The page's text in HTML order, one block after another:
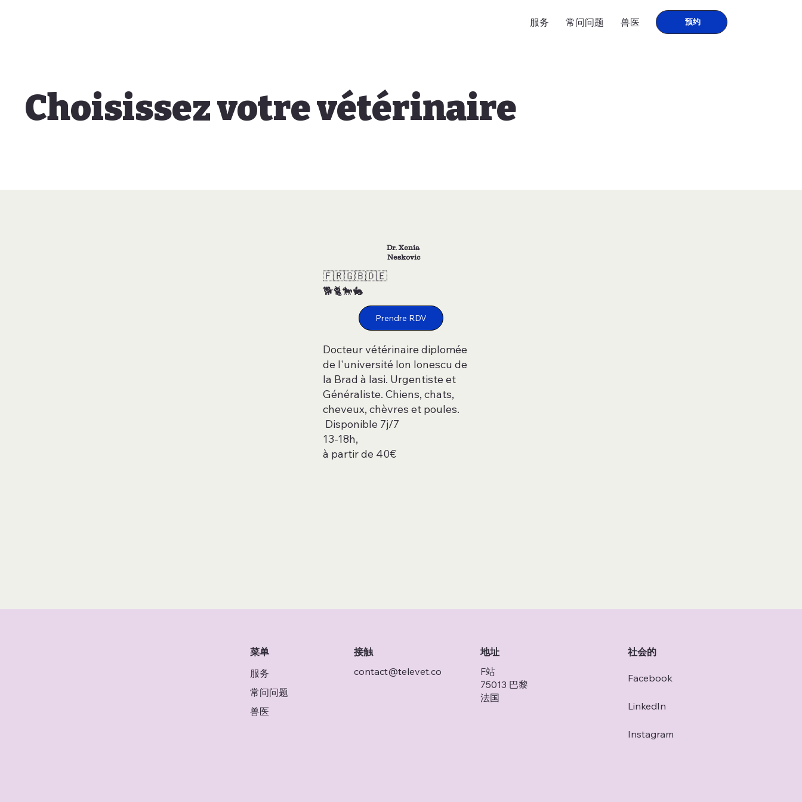
服务 常问问题 兽医 预约
Dr. Xenia
Neskovic
🇫🇷🇬🇧🇩🇪
🐕🐈🐎🐇
Prendre RDV
Docteur vétérinaire diplomée
de l'université Ion Ionescu de
la Brad à Iasi. Urgentiste et
Généraliste. Chiens, chats,
cheveux, chèvres et poules.
Disponible 7j/7
13-18h,
à partir de 40€
Choisissez votre vétérinaire
菜单
服务
常问问题
兽医
接触
contact@televet.co
地址
F站
75013 巴黎
法国
社会的
Facebook
LinkedIn
Instagram